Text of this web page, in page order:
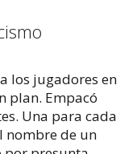
los jugadores en
plan. Empacó
Una para cada
nombre de un